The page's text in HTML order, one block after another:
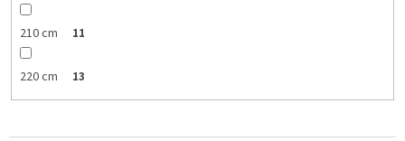
210 cm 11
220 cm 13